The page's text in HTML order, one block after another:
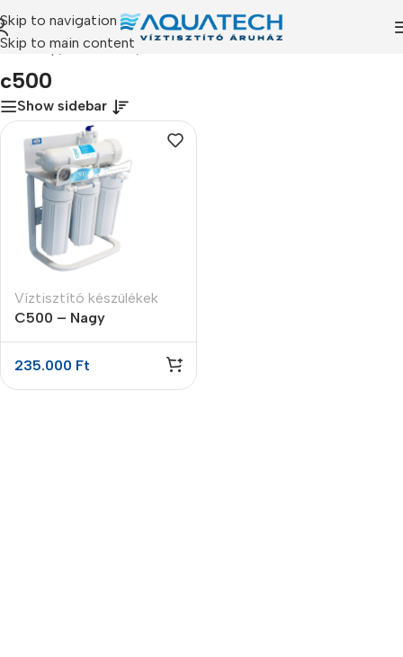
Skip to navigation
Skip to main content
Kezdőlap/Termékeink
c500
Show sidebar
Víztisztító készülékek
C500 – Nagy
teljesítményű RO
fordított ozmózis
235.000 Ft